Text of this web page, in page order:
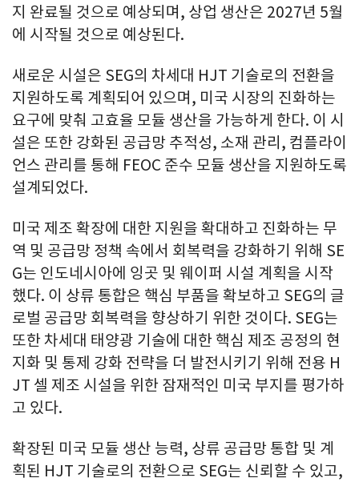
지 완료될 것으로 예상되며, 상업 생산은 2027년 5월
에 시작될 것으로 예상된다.
새로운 시설은 SEG의 차세대 HJT 기술로의 전환을
지원하도록 계획되어 있으며, 미국 시장의 진화하는
요구에 맞춰 고효율 모듈 생산을 가능하게 한다. 이 시
설은 또한 강화된 공급망 추적성, 소재 관리, 컴플라이
언스 관리를 통해 FEOC 준수 모듈 생산을 지원하도록
설계되었다.
미국 제조 확장에 대한 지원을 확대하고 진화하는 무
역 및 공급망 정책 속에서 회복력을 강화하기 위해 SE
G는 인도네시아에 잉곳 및 웨이퍼 시설 계획을 시작
했다. 이 상류 통합은 핵심 부품을 확보하고 SEG의 글
로벌 공급망 회복력을 향상하기 위한 것이다. SEG는
또한 차세대 태양광 기술에 대한 핵심 제조 공정의 현
지화 및 통제 강화 전략을 더 발전시키기 위해 전용 H
JT 셀 제조 시설을 위한 잠재적인 미국 부지를 평가하
고 있다.
확장된 미국 모듈 생산 능력, 상류 공급망 통합 및 계
획된 HJT 기술로의 전환으로 SEG는 신뢰할 수 있고,